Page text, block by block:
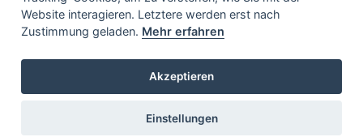
TV
Website interagieren. Letztere werden erst nach
Zustimmung geladen. Mehr erfahren
Akzeptieren
Einstellungen